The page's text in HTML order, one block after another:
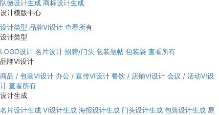
队徽设计生成 商标设计生成
设计模版中心
设计类型 品牌VI设计 查看所有
设计类型
LOGO设计 名片设计 招牌/门头 包装瓶帖 包装袋 查看所有
品牌VI设计
商品 / 包装VI设计 办公 / 宣传VI设计 餐饮 / 店铺VI设计 会议 / 活动VI设
计 查看所有
设计生成
名片设计生成 VI设计生成 海报设计生成 门头设计生成 包装设计生成 易